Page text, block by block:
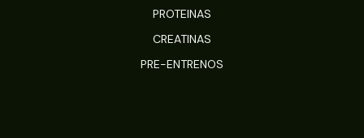
PROTEINAS
CREATINAS
PRE-ENTRENOS